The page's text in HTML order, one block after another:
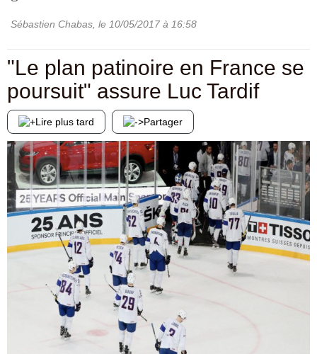
Sébastien Chabas , le 10/05/2017 à 16:58
"Le plan patinoire en France se
poursuit" assure Luc Tardif
Lire plus tard Partager